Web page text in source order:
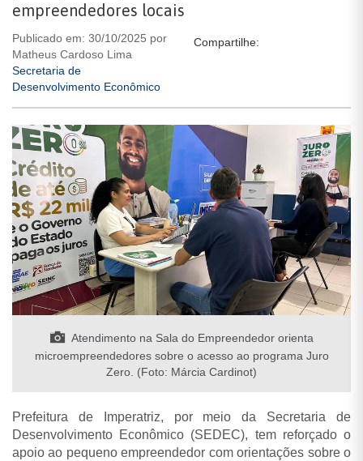
empreendedores locais
Publicado em: 30/10/2025 por
Matheus Cardoso Lima
Secretaria de
Desenvolvimento Econômico
Compartilhe:
Atendimento na Sala do Empreendedor orienta
microempreendedores sobre o acesso ao programa Juro
Zero. (Foto: Márcia Cardinot)
Prefeitura de Imperatriz, por meio da Secretaria de
Desenvolvimento Econômico (SEDEC), tem reforçado o
apoio ao pequeno empreendedor com orientações sobre o